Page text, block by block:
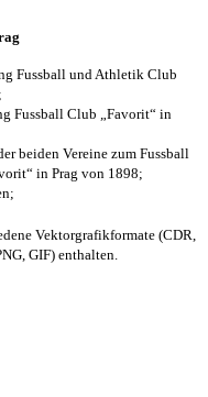
Fussball und Athletik Club
Fussball Club „Favorit“ in
beiden Vereine zum Fussball
in Prag von 1898;
Vektorgrafikformate (CDR,
GIF) enthalten.